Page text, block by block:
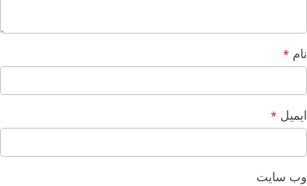
نام *
ایمیل *
وب‌ سایت